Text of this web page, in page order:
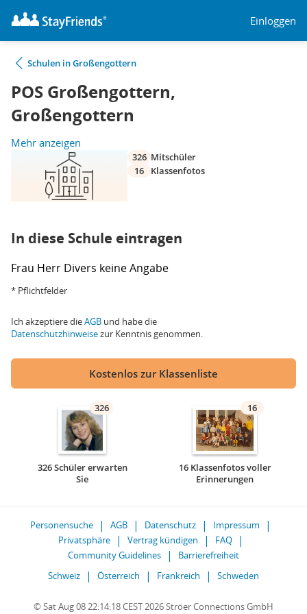
Einloggen
Schulen in Großengottern
POS Großengottern,
Großengottern
Mehr anzeigen
326 Mitschüler
16
Klassenfotos
In diese Schule eintragen
Frau Herr Divers keine Angabe
* Pflichtfelder
Ich akzeptiere dieAGB und habe die
Datenschutzhinweisezur Kenntnis genommen.
Kostenlos zur Klassenliste
326
326 Schüler erwarten
Sie
16
16 Klassenfotos voller
Erinnerungen
Personensuche AGB Datenschutz
Impressum
Privatsphäre
Vertrag kündigen
FAQ
Community Guidelines
Barrierefreiheit
Schweiz
Österreich Frankreich Schweden
© Sat Aug 08 22:14:18 CEST 2026 Ströer Connections GmbH